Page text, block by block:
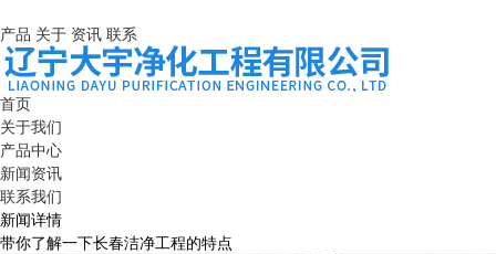
产品 关于 资讯 联系
首页
关于我们
产品中心
新闻资讯
联系我们
新闻详情
带你了解一下长春洁净工程的特点